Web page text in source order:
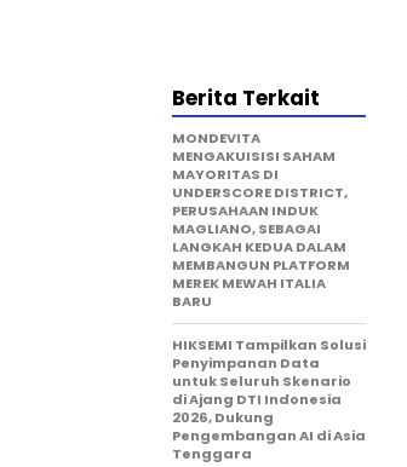
Berita Terkait
MONDEVITA
MENGAKUISISI SAHAM
MAYORITAS DI
UNDERSCORE DISTRICT,
PERUSAHAAN INDUK
MAGLIANO, SEBAGAI
LANGKAH KEDUA DALAM
MEMBANGUN PLATFORM
MEREK MEWAH ITALIA
BARU
HIKSEMI Tampilkan Solusi
Penyimpanan Data
untuk Seluruh Skenario
di Ajang DTI Indonesia
2026, Dukung
Pengembangan AI di Asia
Tenggara